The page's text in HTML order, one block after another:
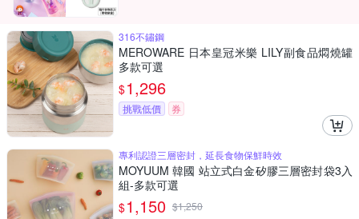
316不鏽鋼
MEROWARE 日本皇冠米樂 LILY副食品燜燒罐
多款可選
$1,296
挑戰低價 券
專利認證三層密封，延長食物保鮮時效
MOYUUM 韓國 站立式白金矽膠三層密封袋3入
組-多款可選
$1,150 $1,250